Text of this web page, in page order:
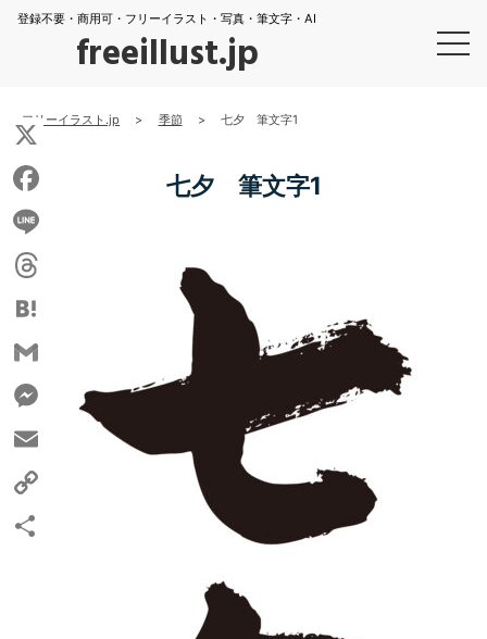
登録不要・商用可・フリーイラスト・写真・筆文字・AI
freeillust.jp
フリーイラスト.jp > 季節 > 七夕 筆文字1
七夕 筆文字1
X
Facebook
Line
Threads
Hatena
Gmail
Messenger
Email
Copy